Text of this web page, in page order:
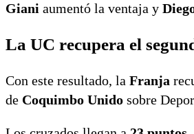
Giani aumentó la ventaja y
La UC recupera el
Con este resultado, la Franja
de Coquimbo Unido sobre